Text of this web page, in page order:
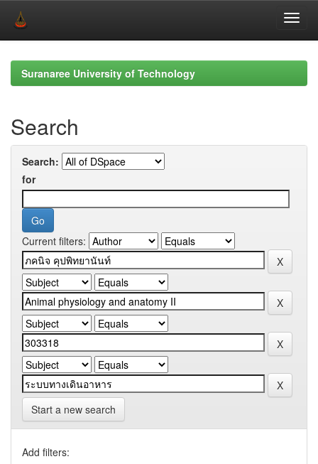
navigationSuranaree University of Technology
Search
Search:
for
Current filters:
Start a new search
Add filters: